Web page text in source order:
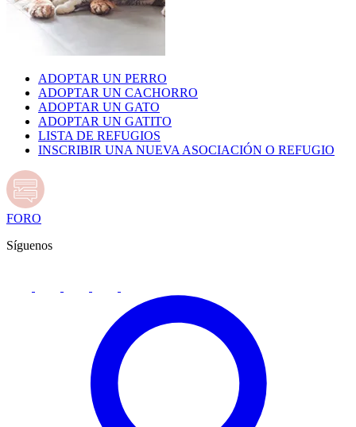
ADOPTAR UN PERRO
ADOPTAR UN CACHORRO
ADOPTAR UN GATO
ADOPTAR UN GATITO
LISTA DE REFUGIOS
INSCRIBIR UNA NUEVA ASOCIACIÓN O REFUGIO
FORO
Síguenos